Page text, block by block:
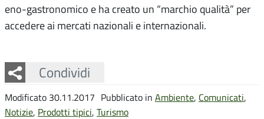
eno-gastronomico e ha creato un “marchio qualità” per
accedere ai mercati nazionali e internazionali.
Condividi
Facebook
Twitter
Whatsapp
Modificato 30.11.2017 Pubblicato in Ambiente, Comunicati,
Notizie, Prodotti tipici, Turismo